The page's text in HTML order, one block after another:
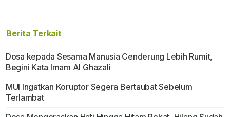
Berita Terkait
Dosa kepada Sesama Manusia Cenderung Lebih Rumit,
Begini Kata Imam Al Ghazali
MUI Ingatkan Koruptor Segera Bertaubat Sebelum
Terlambat